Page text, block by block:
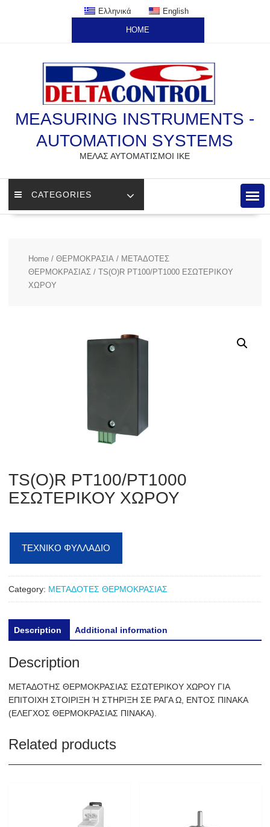
Ελληνικά English
HOME
MEASURING INSTRUMENTS -
AUTOMATION SYSTEMS
ΜΕΛΑΣ ΑΥΤΟΜΑΤΙΣΜΟΙ ΙΚΕ
CATEGORIES
Home/ ΘΕΡΜΟΚΡΑΣΙΑ/ ΜΕΤΑΔΟΤΕΣ
ΘΕΡΜΟΚΡΑΣΙΑΣ/ TS(O)R PT100/PT1000 ΕΣΩΤΕΡΙΚΟΥ
ΧΩΡΟΥ
TS(O)R PT100/PT1000
ΕΣΩΤΕΡΙΚΟΥ ΧΩΡΟΥ
ΤΕΧΝΙΚΟ ΦΥΛΛΑΔΙΟ
Category: ΜΕΤΑΔΟΤΕΣ ΘΕΡΜΟΚΡΑΣΙΑΣ
Description Additional information
Description
ΜΕΤΑΔΟΤΗΣ ΘΕΡΜΟΚΡΑΣΙΑΣ ΕΣΩΤΕΡΙΚΟΥ ΧΩΡΟΥ ΓΙΑ
ΕΠΙΤΟΙΧΗ ΣΤΟΙΡΙΞΗ Ή ΣΤΗΡΙΞΗ ΣΕ ΡΑΓΑ Ω, ΕΝΤΟΣ ΠΙΝΑΚΑ
(ΕΛΕΓΧΟΣ ΘΕΡΜΟΚΡΑΣΙΑΣ ΠΙΝΑΚΑ).
Related products